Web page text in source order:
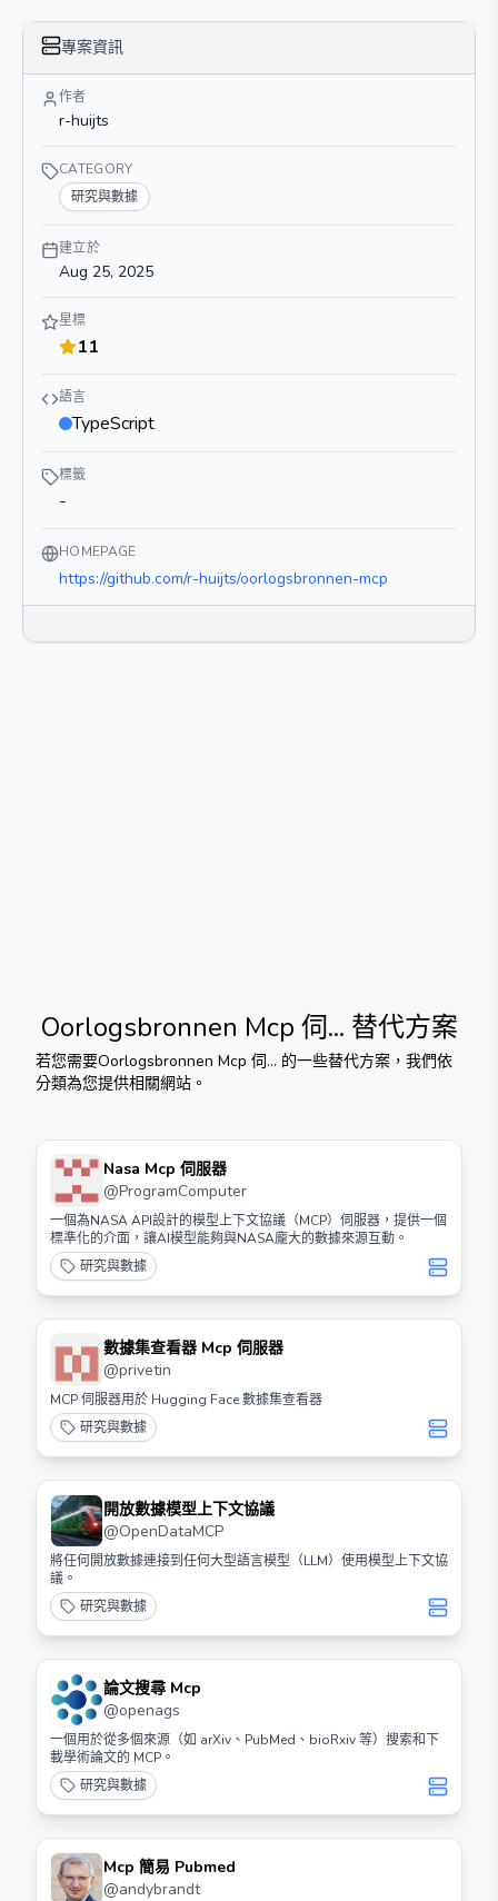
專案資訊
作者
r-huijts
CATEGORY
研究與數據
建立於
Aug 25, 2025
星標
11
語言
TypeScript
標籤
-
HOMEPAGE
https://github.com/r-huijts/oorlogsbronnen-mcp
Oorlogsbronnen Mcp 伺... 替代方案
若您需要Oorlogsbronnen Mcp 伺... 的一些替代方案，我們依
分類為您提供相關網站。
Nasa Mcp 伺服器
@ProgramComputer
一個為NASA API設計的模型上下文協議（MCP）伺服器，提供一個
標準化的介面，讓AI模型能夠與NASA龐大的數據來源互動。
研究與數據
數據集查看器 Mcp 伺服器
@privetin
MCP 伺服器用於 Hugging Face 數據集查看器
研究與數據
開放數據模型上下文協議
@OpenDataMCP
將任何開放數據連接到任何大型語言模型（LLM）使用模型上下文協
議。
研究與數據
論文搜尋 Mcp
@openags
一個用於從多個來源（如 arXiv、PubMed、bioRxiv 等）搜索和下
載學術論文的 MCP。
研究與數據
Mcp 簡易 Pubmed
@andybrandt